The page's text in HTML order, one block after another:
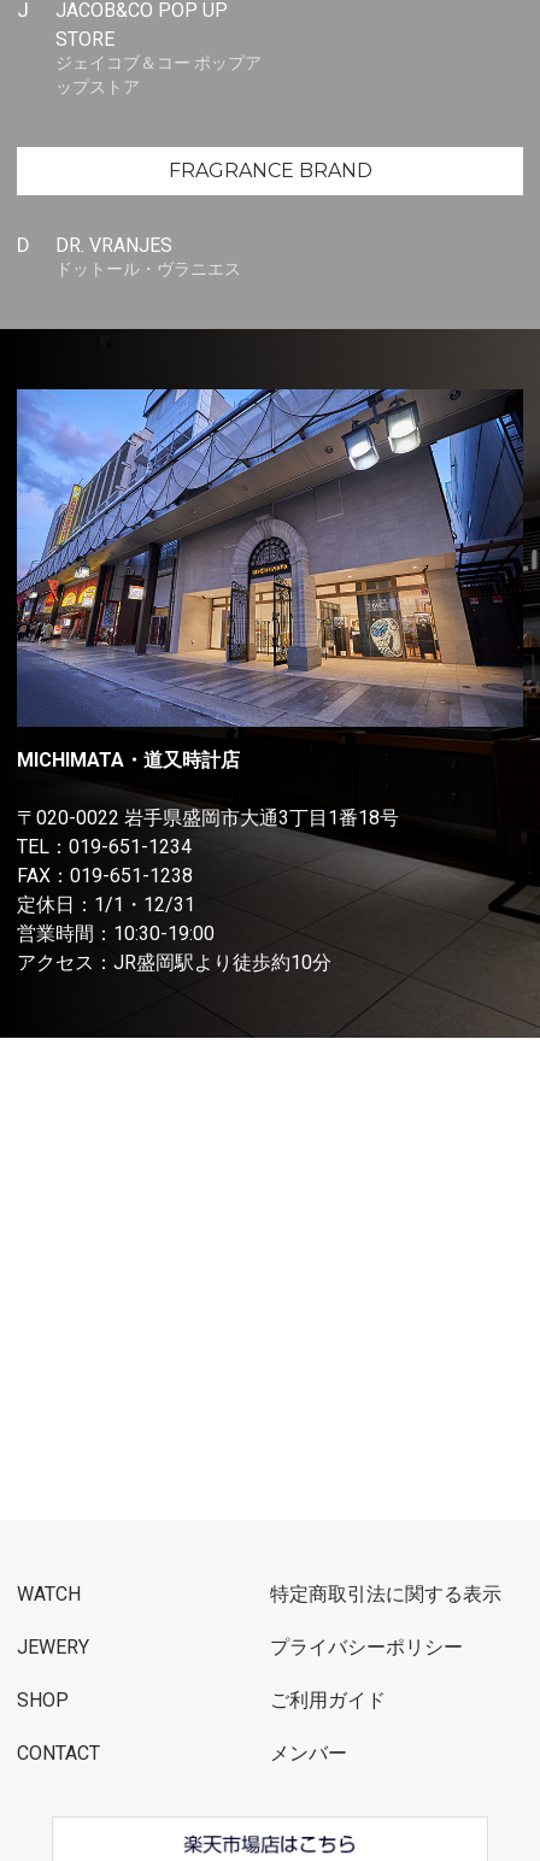
J
JACOB&CO POP UP
STORE
ジェイコブ＆コー ポップア
ップストア
FRAGRANCE BRAND
D DR. VRANJES
ドットール・ヴラニエス
MICHIMATA・道又時計店
〒020-0022 岩手県盛岡市大通3丁目1番18号
TEL： 019-651-1234
FAX：019-651-1238
定休日：1/1・12/31
営業時間：10:30-19:00
アクセス：JR盛岡駅より徒歩約10分
WATCH
JEWERY
SHOP
CONTACT
特定商取引法に関する表示
プライバシーポリシー
ご利用ガイド
メンバー